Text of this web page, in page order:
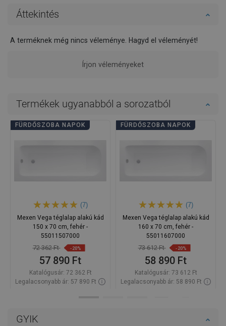
GYIK
Áttekintés
A terméknek még nincs véleménye. Hagyd el véleményét!
Írjon véleményeket
Termékek ugyanabból a sorozatból
FÜRDŐSZOBA NAPOK
(7)
Mexen Vega téglalap alakú kád
150 x 70 cm, fehér -
55011507000
72 362 Ft -20%
57 890 Ft
Katalógusár: 72 362 Ft
Legalacsonyabb ár: 57 890 Ft
FÜRDŐSZOBA NAPOK
(7)
Mexen Vega téglalap alakú kád
160 x 70 cm, fehér -
55011607000
73 612 Ft -20%
58 890 Ft
Katalógusár: 73 612 Ft
Legalacsonyabb ár: 58 890 Ft